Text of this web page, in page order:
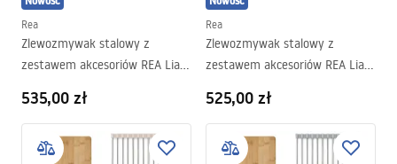
Rea
Zlewozmywak stalowy z
zestawem akcesoriów REA Liam
535,00 zł
Rea
Zlewozmywak stalowy z
zestawem akcesoriów REA Liam
525,00 zł